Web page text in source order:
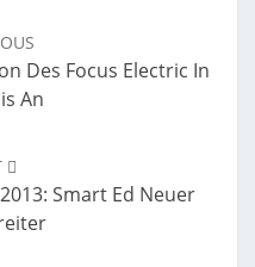
Des Focus Electric In
An
Smart Ed Neuer